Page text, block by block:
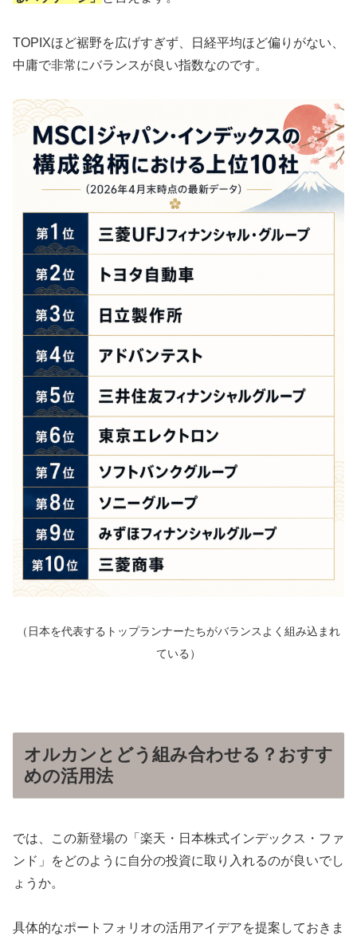
TOPIXほど裾野を広げすぎず、日経平均ほど偏りがない、
中庸で非常にバランスが良い指数なのです。
（日本を代表するトップランナーたちがバランスよく組み込まれ
ている）
オルカンとどう組み合わせる？おすす
めの活用法
では、この新登場の「楽天・日本株式インデックス・ファ
ンド」をどのように自分の投資に取り入れるのが良いでし
ょうか。
具体的なポートフォリオの活用アイデアを提案しておきま